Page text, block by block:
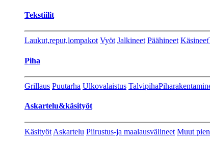
Tekstiilit
Laukut,reput,lompakot Vyöt Jalkineet Päähineet Käsineet
Piha
Grillaus Puutarha Ulkovalaistus Talvipiha
Askartelu&käsityöt
Käsityöt Askartelu Piirustus-ja maalausvälineet Muut